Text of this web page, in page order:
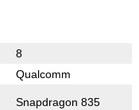
8
Qualcomm
Snapdragon 835